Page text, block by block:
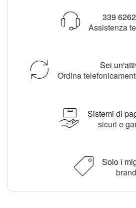
339
Assistenza
Sei
Ordina
Sistemi di
sicuri e
Solo i
brand